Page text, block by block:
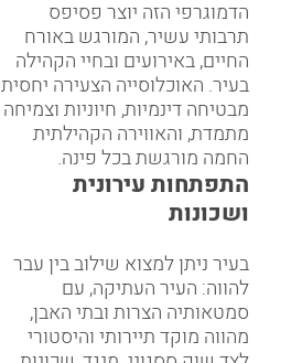
הדמוגרפי הזה יוצר פסיפס
תרבותי עשיר, המורגש באורח
החיים, באירועים ובחיי הקהילה
בעיר. האוכלוסייה הצעירה יחסית
מבטיחה דינמיות, חיוניות וצמיחה
מתמדת, והאווירה הקהילתית
החמה מורגשת בכל פינה.
התפתחות עירונית
ושכונות
בעיר ניתן למצוא שילוב בין עבר
להווה: העיר העתיקה, עם
סמטאותיה הצרות ובתי האבן,
מהווה מוקד תיירותי והיסטורי